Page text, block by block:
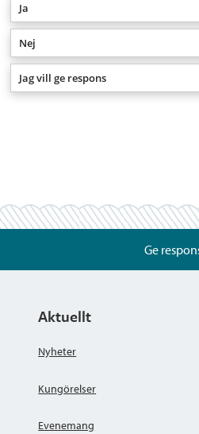
Ja
Nej
Jag vill ge respons
Ge
Aktuellt
Nyheter
Kungörelser
Evenemang